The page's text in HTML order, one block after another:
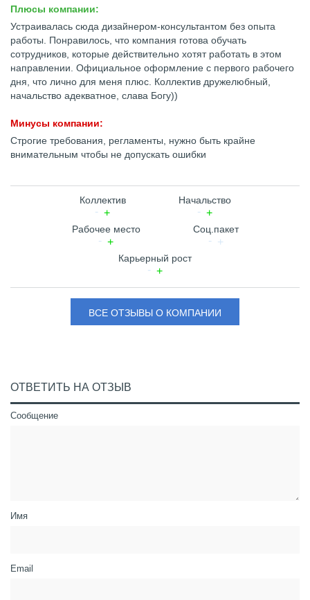
Плюсы компании:
Устраивалась сюда дизайнером-консультантом без опыта
работы. Понравилось, что компания готова обучать
сотрудников, которые действительно хотят работать в этом
направлении. Официальное оформление с первого рабочего
дня, что лично для меня плюс. Коллектив дружелюбный,
начальство адекватное, слава Богу))
Минусы компании:
Строгие требования, регламенты, нужно быть крайне
внимательным чтобы не допускать ошибки
Коллектив Начальство
Рабочее место Соц.пакет
Карьерный рост
ВСЕ ОТЗЫВЫ О КОМПАНИИ
ОТВЕТИТЬ НА ОТЗЫВ
Сообщение
Имя
Email